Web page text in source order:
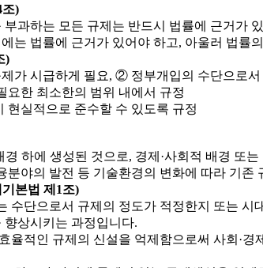
)
과하는 모든 규제는 반드시 법률에 근거가
는 법률에 근거가 있어야 하고, 아울러 법률
)
가 시급하게 필요, ② 정부개입의 수단으로
요한 최소한의 범위 내에서 규정
현실적으로 준수할 수 있도록 규정
경 하에 생성된 것으로, 경제·사회적 배경 또
분야의 발전 등 기술환경의 변화에 따라 기존
본법 제1조)
수단으로서 규제의 정도가 적정한지 또는
상시키는 과정입니다.
율적인 규제의 신설을 억제함으로써 사회·